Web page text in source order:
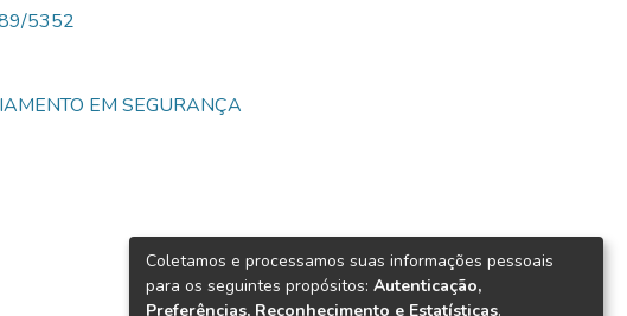
5352
EM SEGURANÇA
Coletamos e processamos suas informações pessoais
para os seguintes propósitos: Autenticação,
Preferências, Reconhecimento e Estatísticas.